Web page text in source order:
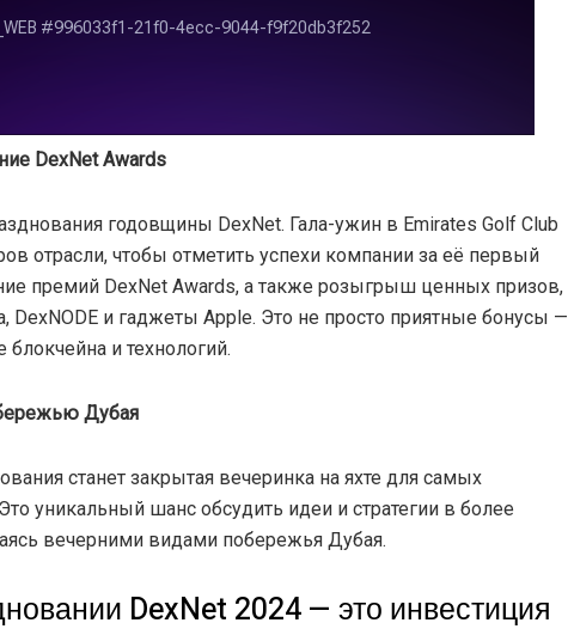
DexNet Awards
годовщины DexNet. Гала-ужин в Emirates Golf Club
отрасли, чтобы отметить успехи компании за её первый
премий DexNet Awards, а также розыгрыш ценных призов,
DexNODE и гаджеты Apple. Это не просто приятные бонусы —
и технологий.
Дубая
станет закрытая вечеринка на яхте для самых
уникальный шанс обсудить идеи и стратегии в более
вечерними видами побережья Дубая.
DexNet 2024 — это инвестиция